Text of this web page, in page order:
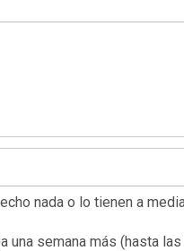
nada o lo tienen a
semana más (hasta